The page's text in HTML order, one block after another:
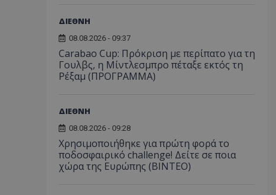
ΔΙΕΘΝΗ
08.08.2026 - 09:37
Carabao Cup: Πρόκριση με περίπατο για τη
Γουλβς, η Μίντλεσμπρο πέταξε εκτός τη
Ρέξαμ (ΠΡΟΓΡΑΜΜΑ)
ΔΙΕΘΝΗ
08.08.2026 - 09:28
Χρησιμοποιήθηκε για πρώτη φορά το
ποδοσφαιρικό challenge! Δείτε σε ποια
χώρα της Ευρώπης (ΒΙΝΤΕΟ)